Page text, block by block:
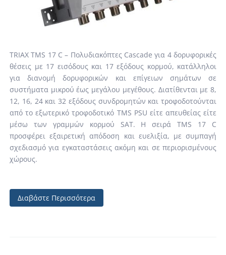
TRIAX TMS 17 C – Πολυδιακόπτες Cascade για 4 δορυφορικές
θέσεις με 17 εισόδους και 17 εξόδους κορμού, κατάλληλοι
για διανομή δορυφορικών και επίγειων σημάτων σε
συστήματα μικρού έως μεγάλου μεγέθους. Διατίθενται με 8,
12, 16, 24 και 32 εξόδους συνδρομητών και τροφοδοτούνται
από το εξωτερικό τροφοδοτικό TMS PSU είτε απευθείας είτε
μέσω των γραμμών κορμού SAT. Η σειρά TMS 17 C
προσφέρει εξαιρετική απόδοση και ευελιξία, με συμπαγή
σχεδιασμό για εγκαταστάσεις ακόμη και σε περιορισμένους
χώρους.
Διαβάστε Περισσότερα